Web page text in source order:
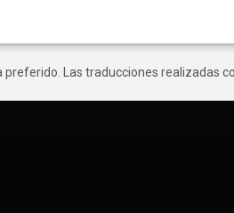
Las traducciones realizadas